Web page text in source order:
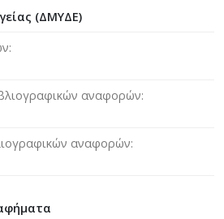
(ΔΜΥΔΕ)
αναφορών
αναφορών